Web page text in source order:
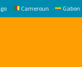
Cameroun Gabon